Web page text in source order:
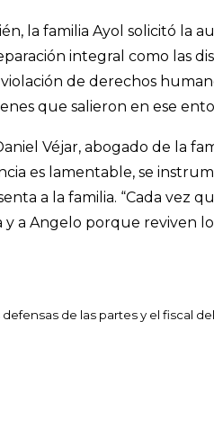
la familia Ayol solicitó la
integral como las
de derechos
que salieron en ese
Véjar, abogado de la
es lamentable, se
a la familia. “Cada vez
y a Angelo porque reviven
defensas de las partes y el fiscal